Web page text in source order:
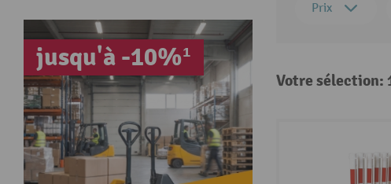
jusqu'à -10%¹
Prix
Votre sélection: